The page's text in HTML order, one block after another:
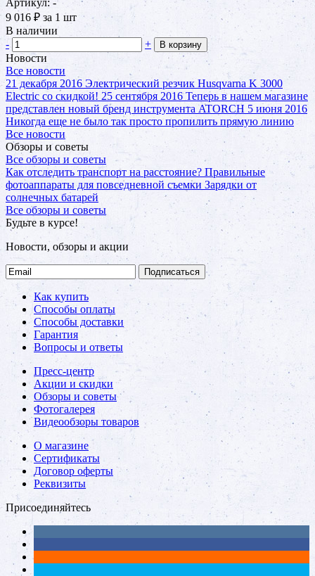
9 016 ₽ за 1 шт
В наличии
-
+ В корзину
Новости
Все новости
21 декабря 2016 Электрический резчик Husqvarna K 3000
Electric со скидкой! 25 сентября 2016 Теперь в нашем магазине
представлен новый бренд инструмента ATORCH 5 июня 2016
Никогда еще не было так просто пропилить прямую линию
Все новости
Обзоры и советы
Все обзоры и советы
Как отследить транспорт на расстояние? Правильные
фотоаппараты для повседневной съемки Зарядки от
солнечных батарей
Все обзоры и советы
Будьте в курсе!
Новости, обзоры и акции
Подписаться
Как купить
Способы оплаты
Способы доставки
Гарантия
Вопросы и ответы
Пресс-центр
Акции и скидки
Обзоры и советы
Фотогалерея
Видеообзоры товаров
О магазине
Сертификаты
Договор оферты
Реквизиты
Присоединяйтесь